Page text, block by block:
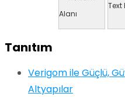
Text
Tanıtım
Verigom ile Güçlü,
Altyapılar